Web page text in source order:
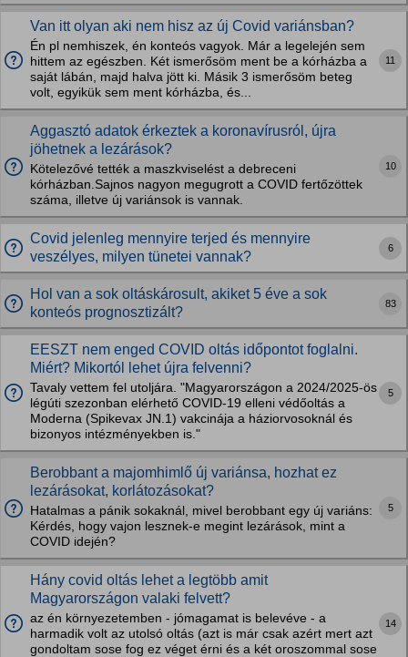
Van itt olyan aki nem hisz az új Covid variánsban?
Én pl nemhiszek, én konteós vagyok. Már a legelején sem
hittem az egészben. Két ismerősöm ment be a kórházba a
saját lábán, majd halva jött ki. Másik 3 ismerősöm beteg
volt, egyikük sem ment kórházba, és...
11
Aggasztó adatok érkeztek a koronavírusról, újra
jöhetnek a lezárások?
Kötelezővé tették a maszkviselést a debreceni
kórházban.Sajnos nagyon megugrott a COVID fertőzöttek
száma, illetve új variánsok is vannak.
10
Covid jelenleg mennyire terjed és mennyire
veszélyes, milyen tünetei vannak?
6
Hol van a sok oltáskárosult, akiket 5 éve a sok
konteós prognosztizált?
83
EESZT nem enged COVID oltás időpontot foglalni.
Miért? Mikortól lehet újra felvenni?
Tavaly vettem fel utoljára. "Magyarországon a 2024/2025-ös
légúti szezonban elérhető COVID-19 elleni védőoltás a
Moderna (Spikevax JN.1) vakcinája a háziorvosoknál és
bizonyos intézményekben is."
5
Berobbant a majomhimlő új variánsa, hozhat ez
lezárásokat, korlátozásokat?
Hatalmas a pánik sokaknál, mivel berobbant egy új variáns:
Kérdés, hogy vajon lesznek-e megint lezárások, mint a
COVID idején?
5
Hány covid oltás lehet a legtöbb amit
Magyarországon valaki felvett?
az én környezetemben - jómagamat is belevéve - a
harmadik volt az utolsó oltás (azt is már csak azért mert azt
gondoltam sose fog ez véget érni és a két oroszommal sose
14